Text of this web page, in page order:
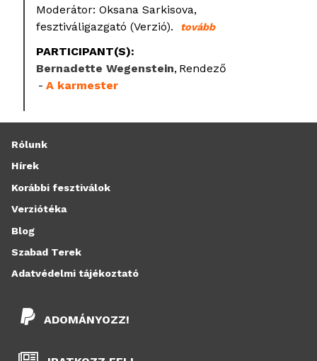
Moderátor: Oksana Sarkisova,
fesztiváligazgató (Verzió).
tovább
PARTICIPANT(S):
Bernadette Wegenstein Rendező
A karmester
ADOMÁNYOZZ!
Rólunk
Hírek
Korábbi fesztiválok
Verziótéka
Blog
Szabad Terek
Adatvédelmi tájékoztató